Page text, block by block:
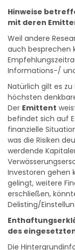
Hinweise
Weil andere
auch besprechen
Natürlich gilt es
höchsten
DerEmittent
befindet sich auf
finanzielle
was die Risiken
werdende
Investoren gehen
gelingt, weitere
erschließen,